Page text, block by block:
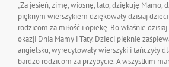
„Za jesień, zimę, wiosnę, lato, dziękuję Mamo,
pięknym wierszykiem dziękowały dzisiaj
rodzicom za miłość i opiekę. Bo właśnie
okazji Dnia Mamy i Taty. Dzieci pięknie
angielsku, wyrecytowały wierszyki i tańczyły
bardzo rodzicom za przybycie. A wszystkim